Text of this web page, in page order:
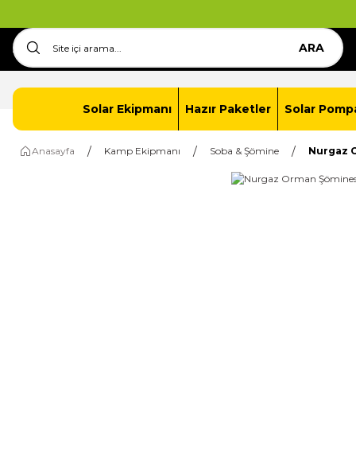
Anasayfa İletişim Solar Paket Oluştur ARA
Solar Ekipmanı Hazır Paketler Solar
Anasayfa Kamp Ekipmanı Soba & Şömine Nurgaz